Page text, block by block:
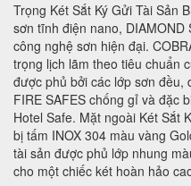
Trọng Két Sắt Ký Gửi Tài Sản
sơn tĩnh điện nano,
công nghệ sơn hiện đại.
trọng lịch lãm theo tiêu chuẩn
được phủ bởi các lớp sơn đều,
FIRE SAFES chống gỉ và đặc
Hotel Safe. Mặt ngoài Két Sắt
bị tấm INOX 304 màu vàng
tài sản được phủ lớp nhung
cho một chiếc két hoàn hảo